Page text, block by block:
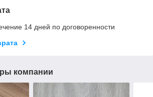
14 дней по договоренности
компании